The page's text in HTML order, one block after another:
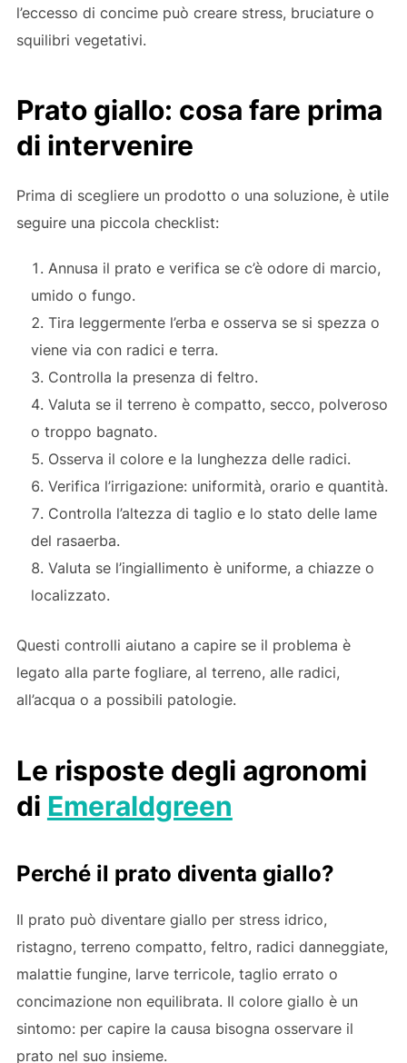
l’eccesso di concime può creare stress, bruciature o
squilibri vegetativi.
Prato giallo: cosa fare prima
di intervenire
Prima di scegliere un prodotto o una soluzione, è utile
seguire una piccola checklist:
Annusa il prato e verifica se c’è odore di marcio,
umido o fungo.
Tira leggermente l’erba e osserva se si spezza o
viene via con radici e terra.
Controlla la presenza di feltro.
Valuta se il terreno è compatto, secco, polveroso
o troppo bagnato.
Osserva il colore e la lunghezza delle radici.
Verifica l’irrigazione: uniformità, orario e quantità.
Controlla l’altezza di taglio e lo stato delle lame
del rasaerba.
Valuta se l’ingiallimento è uniforme, a chiazze o
localizzato.
Questi controlli aiutano a capire se il problema è
legato alla parte fogliare, al terreno, alle radici,
all’acqua o a possibili patologie.
Le risposte degli agronomi
di Emeraldgreen
Perché il prato diventa giallo?
Il prato può diventare giallo per stress idrico,
ristagno, terreno compatto, feltro, radici danneggiate,
malattie fungine, larve terricole, taglio errato o
concimazione non equilibrata. Il colore giallo è un
sintomo: per capire la causa bisogna osservare il
prato nel suo insieme.